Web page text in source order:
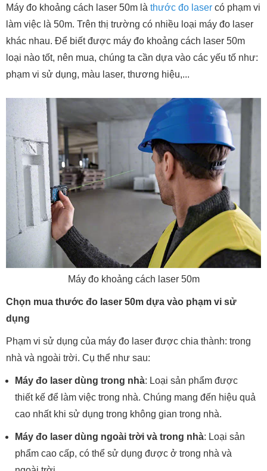
Máy đo khoảng cách laser 50m là thước đo laser có phạm vi
làm việc là 50m. Trên thị trường có nhiều loại máy đo laser
khác nhau. Để biết được máy đo khoảng cách laser 50m
loại nào tốt, nên mua, chúng ta cần dựa vào các yếu tố như:
phạm vi sử dụng, màu laser, thương hiệu,...
Máy đo khoảng cách laser 50m
Chọn mua thước đo laser 50m dựa vào phạm vi sử
dụng
Phạm vi sử dụng của máy đo laser được chia thành: trong
nhà và ngoài trời. Cụ thể như sau:
Máy đo laser dùng trong nhà: Loại sản phẩm được
thiết kế để làm việc trong nhà. Chúng mang đến hiệu quả
cao nhất khi sử dụng trong không gian trong nhà.
Máy đo laser dùng ngoài trời và trong nhà: Loại sản
phẩm cao cấp, có thể sử dụng được ở trong nhà và